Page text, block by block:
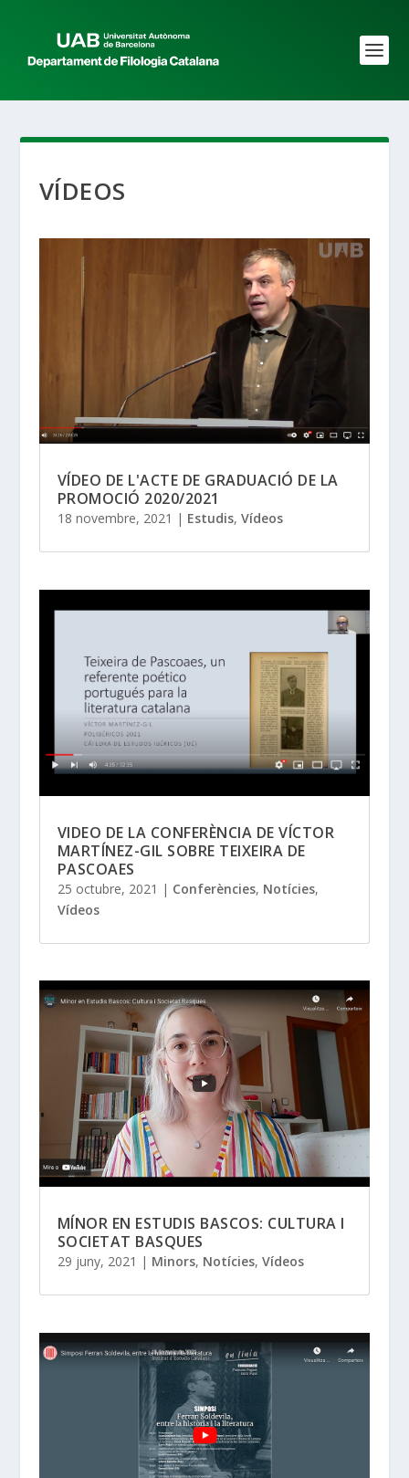
VÍDEOS
VÍDEO DE L'ACTE DE GRADUACIÓ DE LA
PROMOCIÓ 2020/2021
18 novembre, 2021 | Estudis, Vídeos
VIDEO DE LA CONFERÈNCIA DE VÍCTOR
MARTÍNEZ-GIL SOBRE TEIXEIRA DE
PASCOAES
25 octubre, 2021 | Conferències, Notícies,
Vídeos
MÍNOR EN ESTUDIS BASCOS: CULTURA I
SOCIETAT BASQUES
29 juny, 2021 | Minors, Notícies, Vídeos